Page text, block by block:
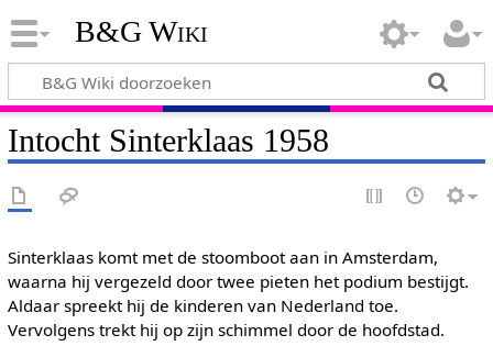
B&G Wiki
Intocht Sinterklaas 1958
Sinterklaas komt met de stoomboot aan in Amsterdam,
waarna hij vergezeld door twee pieten het podium bestijgt.
Aldaar spreekt hij de kinderen van Nederland toe.
Vervolgens trekt hij op zijn schimmel door de hoofdstad.